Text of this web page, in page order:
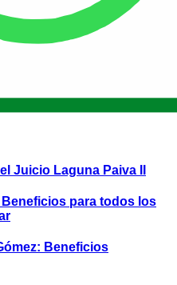
Juicio Laguna Paiva II
para todos los
Beneficios